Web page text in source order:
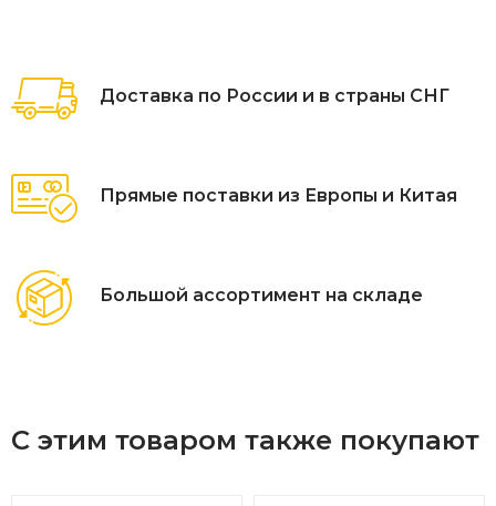
Доставка по России и в страны СНГ
Прямые поставки из Европы и Китая
Большой ассортимент на складе
С этим товаром также покупают